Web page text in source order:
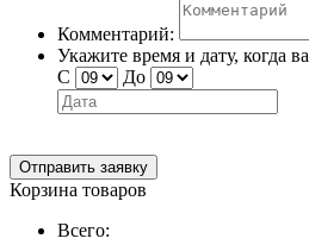
Комментарий:
Укажите время и дату, когда
С
До
Отправить заявку
Корзина товаров
Всего: